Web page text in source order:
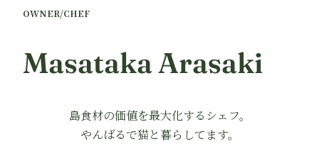
OWNER/CHEF
Masataka Arasaki
島食材の価値を最大化するシェフ。
やんばるで猫と暮らしてます。